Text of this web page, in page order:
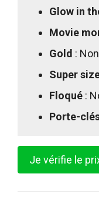
Glow in
Movie
Gold : Non
Super
Floqué :
Porte-
Je vérifie le